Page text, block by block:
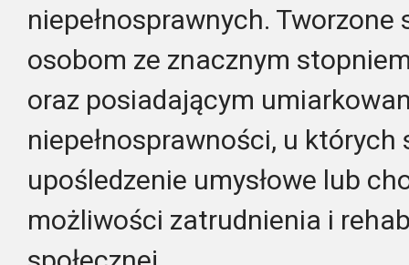
niepełnosprawnych.
osobom ze znacznym
oraz posiadającym
niepełnosprawności, u
upośledzenie umysłowe lub
możliwości zatrudnienia i